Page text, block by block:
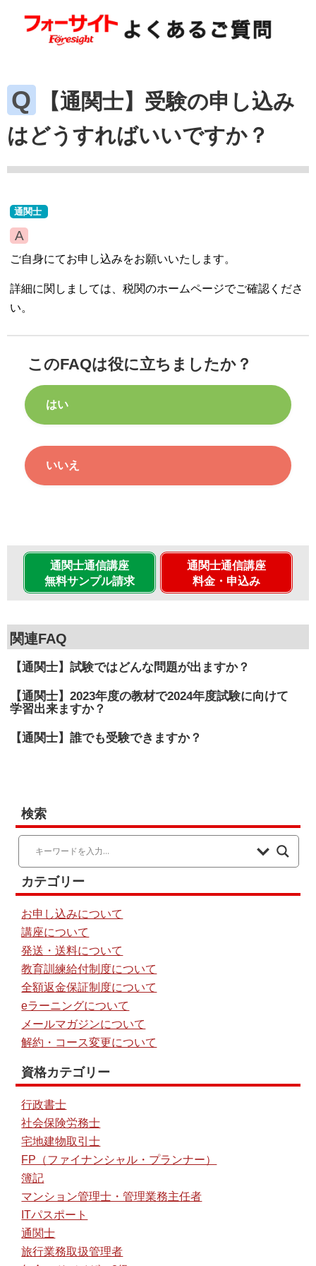
【通関士】受験の申し込み
はどうすればいいですか？
通関士
ご自身にてお申し込みをお願いいたします。
詳細に関しましては、税関のホームページでご確認くださ
い。
このFAQは役に立ちましたか？
はい
いいえ
通関士通信講座
無料サンプル請求
通関士通信講座
料金・申込み
関連FAQ
【通関士】試験ではどんな問題が出ますか？
【通関士】2023年度の教材で2024年度試験に向けて
学習出来ますか？
【通関士】誰でも受験できますか？
検索
カテゴリー
お申し込みについて
講座について
発送・送料について
教育訓練給付制度について
全額返金保証制度について
eラーニングについて
メールマガジンについて
解約・コース変更について
資格カテゴリー
行政書士
社会保険労務士
宅地建物取引士
FP（ファイナンシャル・プランナー）
簿記
マンション管理士・管理業務主任者
ITパスポート
通関士
旅行業務取扱管理者